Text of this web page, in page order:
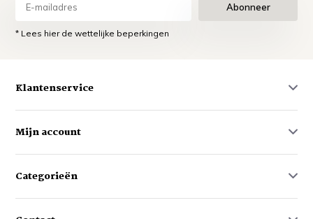
Abonneer
* Lees hier de wettelijke beperkingen
Klantenservice
Mijn account
Categorieën